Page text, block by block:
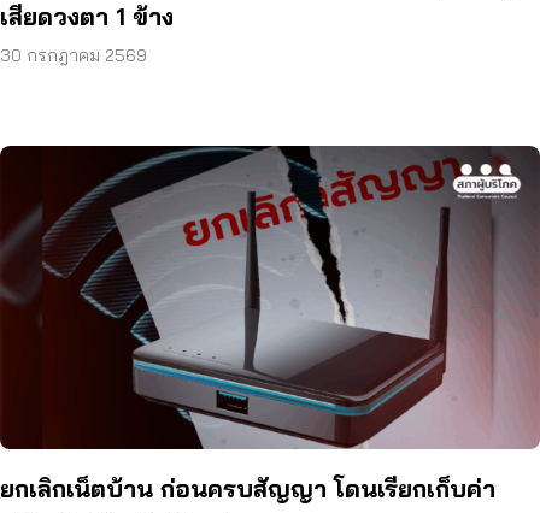
เสียดวงตา 1 ข้าง
30 กรกฎาคม 2569
ยกเลิกเน็ตบ้าน ก่อนครบสัญญา โดนเรียกเก็บค่า